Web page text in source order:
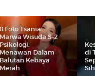
8 Foto Tsania
Marwa Wisuda S-2
Psikologi,
Menawan Dalam
Balutan Kebaya
Merah
di